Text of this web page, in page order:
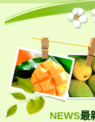
NEWS最